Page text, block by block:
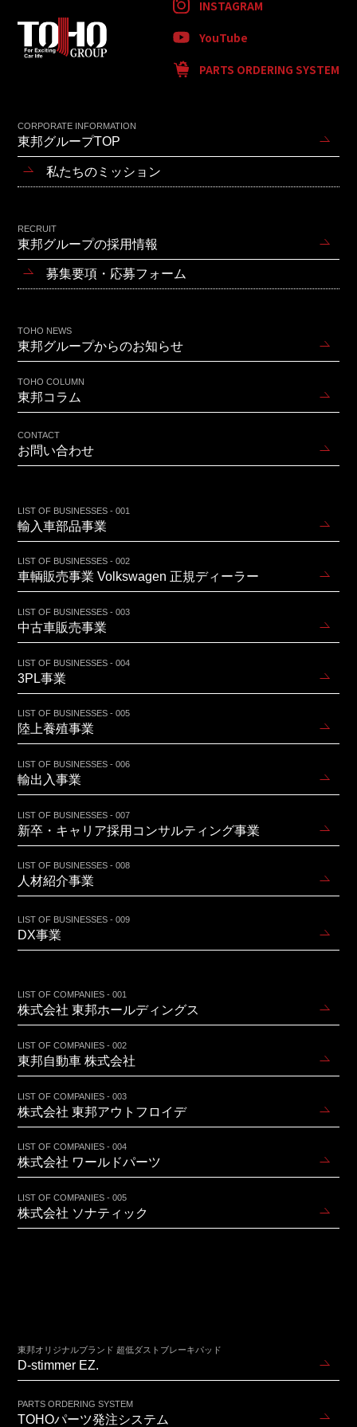
INSTAGRAM
YouTube
PARTS ORDERING SYSTEM
CORPORATE INFORMATION
東邦グループTOP
私たちのミッション
RECRUIT
東邦グループの採用情報
募集要項・応募フォーム
TOHO NEWS
東邦グループからのお知らせ
TOHO COLUMN
東邦コラム
CONTACT
お問い合わせ
LIST OF BUSINESSES - 001
輸入車部品事業
LIST OF BUSINESSES - 002
車輌販売事業 Volkswagen 正規ディーラー
LIST OF BUSINESSES - 003
中古車販売事業
LIST OF BUSINESSES - 004
3PL事業
LIST OF BUSINESSES - 005
陸上養殖事業
LIST OF BUSINESSES - 006
輸出入事業
LIST OF BUSINESSES - 007
新卒・キャリア採用コンサルティング事業
LIST OF BUSINESSES - 008
人材紹介事業
LIST OF BUSINESSES - 009
DX事業
LIST OF COMPANIES - 001
株式会社 東邦ホールディングス
LIST OF COMPANIES - 002
東邦自動車 株式会社
LIST OF COMPANIES - 003
株式会社 東邦アウトフロイデ
LIST OF COMPANIES - 004
株式会社 ワールドパーツ
LIST OF COMPANIES - 005
株式会社 ソナティック
東邦オリジナルブランド 超低ダストブレーキパッド
D-stimmer EZ.
PARTS ORDERING SYSTEM
TOHOパーツ発注システム